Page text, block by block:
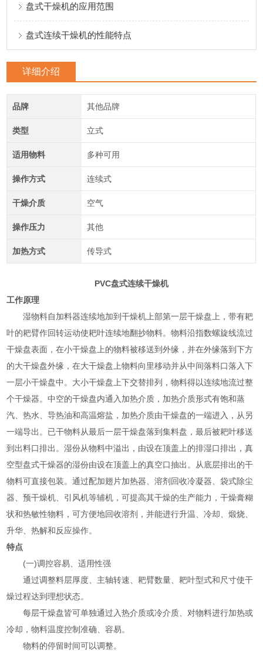
盘式干燥机的应用范围
盘式连续干燥机的性能特点
详细介绍
品牌 其他品牌
类型 立式
适用物料 多种可用
操作方式 连续式
干燥介质 空气
操作压力 其他
加热方式 传导式
PVC盘式连续干燥机
工作原理
湿物料自加料器连续地加到干燥机上部第一层干燥盘上，带有耙
叶的耙臂作回转运动使耙叶连续地翻抄物料。物料沿指数螺旋线流过
干燥盘表面，在小干燥盘上的物料被移送到外缘，并在外缘落到下方
的大干燥盘外缘，在大干燥盘上物料向里移动并从中间落料口落入下
一层小干燥盘中。大小干燥盘上下交替排列，物料得以连续地流过整
个干燥器。中空的干燥盘内通入加热介质，加热介质形式有饱和蒸
汽、热水、导热油和高温熔盐，加热介质由干燥盘的一端进入，从另
一端导出。已干物料从最后一层干燥盘落到集料盘，最后被耙叶移送
到出料口排出。湿份从物料中溢出，由设在顶盖上的排湿口排出，真
空型盘式干燥器的湿份由设在顶盖上的真空口抽出。从底层排出的干
物料可直接包装。通过配加翅片加热器、溶剂回收冷凝器、袋式除尘
器、预干燥机、引风机等辅机，可提高其干燥的生产能力，干燥膏糊
状和热敏性物料，可方便地回收溶剂，并能进行升温、冷却、煅烧、
升华、热解和反应操作。
特点
(一)调控容易、适用性强
通过调整料层厚度、主轴转速、耙臂数量、耙叶型式和尺寸使干
燥过程达到理想状态。
每层干燥盘皆可单独通过入热介质或冷介质、对物料进行加热或
冷却，物料温度控制准确、容易。
物料的停留时间可以调整。